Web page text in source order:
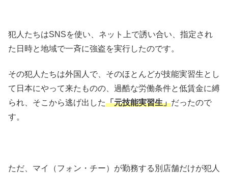
犯人たちはSNSを使い、ネット上で誘い合い、指定され
た日時と地域で一斉に強盗を実行したのです。
その犯人たちは外国人で、そのほとんどが技能実習生とし
て日本にやって来たものの、過酷な労働条件と低賃金に縛
られ、そこから逃げ出した「元技能実習生」だったので
す。
ただ、マイ（フォン・チー）が勤務する別店舗だけが犯人